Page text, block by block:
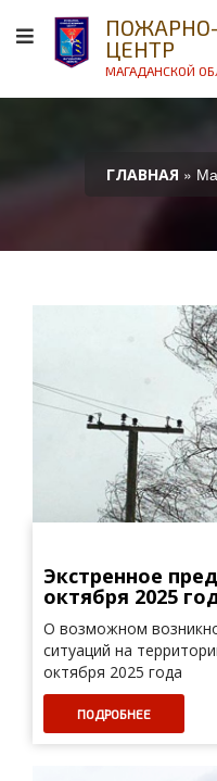
ЦЕНТР
МАГАДАНСКОЙ
ГЛАВНАЯ »
Экстренное
октября 2025
О возможном
ситуаций на
октября 2025 года
ПОДРОБНЕЕ